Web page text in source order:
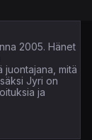
2005. Hänet
juontajana, mitä
Jyri on
ja